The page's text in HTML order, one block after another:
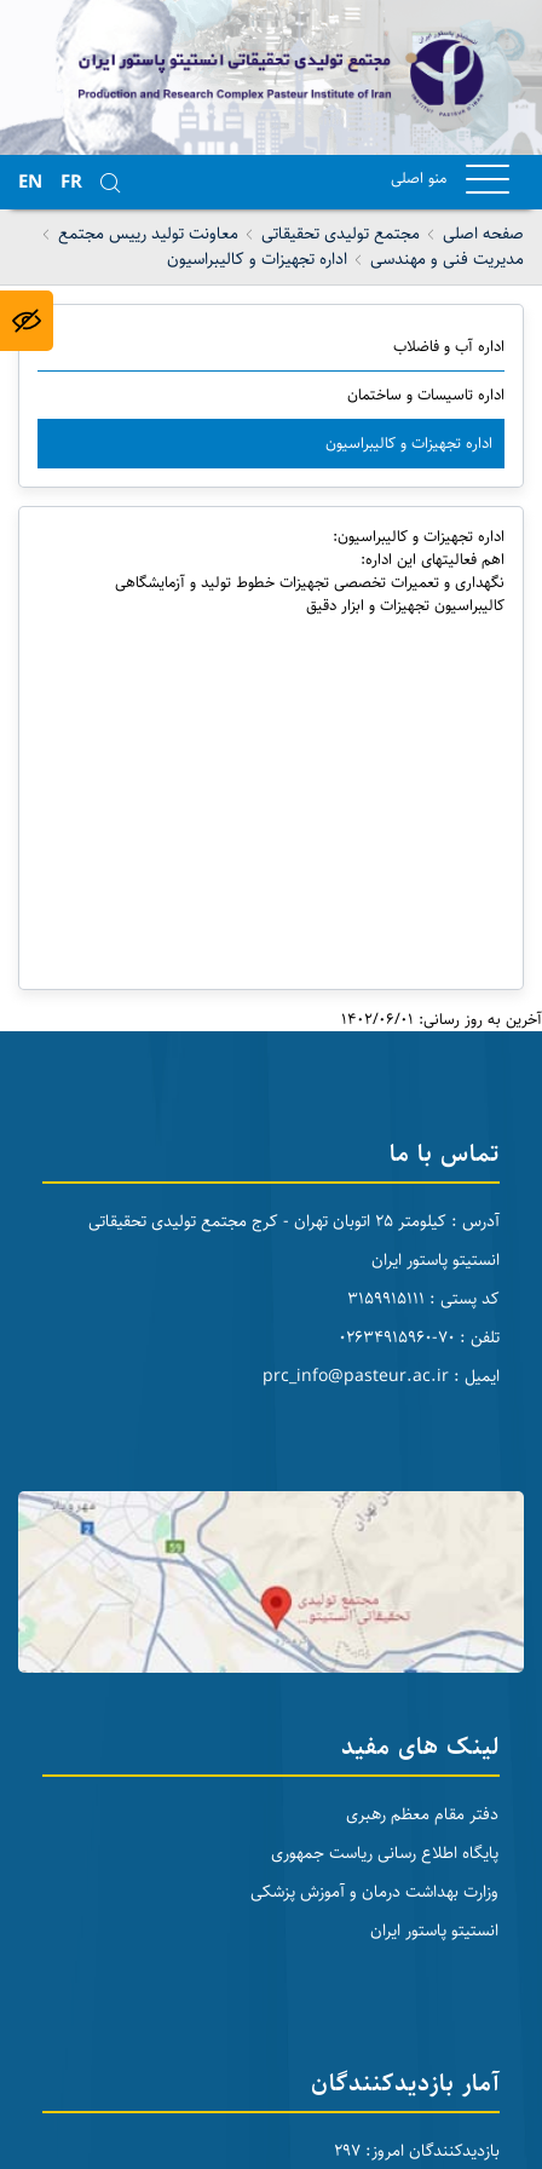
منو اصلی EN FR
صفحه اصلی مجتمع تولیدی تحقیقاتی
معاونت تولید رییس مجتمع
مدیریت فنی و مهندسی
اداره تجهیزات و کالیبراسیون
اداره آب و فاضلاب
اداره تاسیسات و ساختمان
اداره تجهیزات و کالیبراسیون
اداره تجهیزات و کالیبراسیون:
اهم فعالیت­های این اداره:
نگهداری و تعمیرات تخصصی تجهیزات خطوط تولید و آزمایشگاهی
کالیبراسیون تجهیزات و ابزار دقیق
آخرین به روز رسانی: 1402/06/01
تماس با ما
آدرس : کیلومتر 25 اتوبان تهران - کرج مجتمع تولیدی تحقیقاتی
انستیتو پاستور ایران
کد پستی : 3159915111
تلفن : 70-02634915960
ایمیل : prc_info@pasteur.ac.ir
لینک های مفید
دفتر مقام معظم رهبری
پایگاه اطلاع رسانی ریاست جمهوری
وزارت بهداشت درمان و آموزش پزشکی
انستیتو پاستور ایران
آمار بازدیدکنندگان
بازدیدکنندگان امروز: 297